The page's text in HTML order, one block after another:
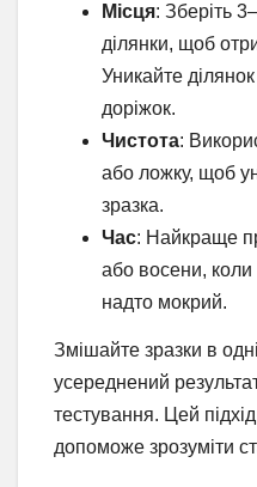
Місця: Зберіть
ділянки, щоб
Уникайте
доріжок.
Чистота:
або ложку, щоб
зразка.
Час: Найкраще
або восени, коли
надто мокрий.
Змішайте зразки в
усереднений
тестування. Цей підхід
допоможе зрозуміти